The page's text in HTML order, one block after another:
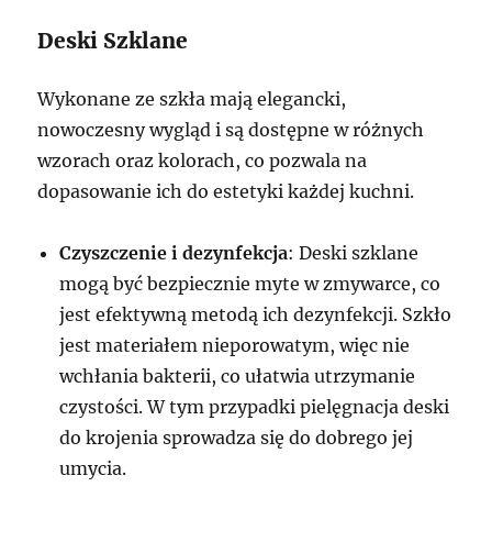
Deski Szklane
Wykonane ze szkła mają elegancki,
nowoczesny wygląd i są dostępne w różnych
wzorach oraz kolorach, co pozwala na
dopasowanie ich do estetyki każdej kuchni.
Czyszczenie i dezynfekcja: Deski szklane
mogą być bezpiecznie myte w zmywarce, co
jest efektywną metodą ich dezynfekcji. Szkło
jest materiałem nieporowatym, więc nie
wchłania bakterii, co ułatwia utrzymanie
czystości. W tym przypadki pielęgnacja deski
do krojenia sprowadza się do dobrego jej
umycia.